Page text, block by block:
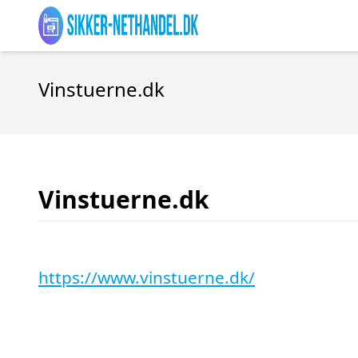
Vinstuerne.dk
Vinstuerne.dk
https://www.vinstuerne.dk/